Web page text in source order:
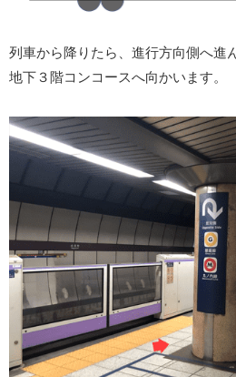
列車から降りたら、進行方向側へ進
地下３階コンコースへ向かいます。